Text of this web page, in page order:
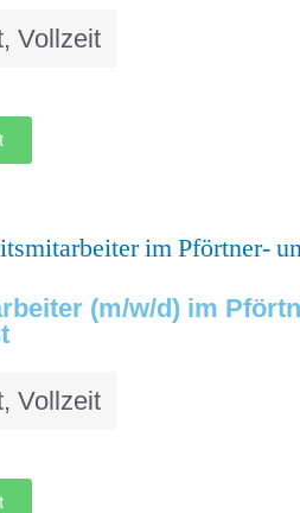
, Vollzeit
(m/w/d) im
, Vollzeit